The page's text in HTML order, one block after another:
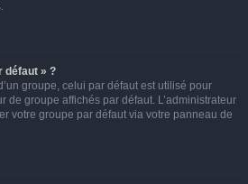
défaut » ?
groupe, celui par défaut est utilisé pour
de groupe affichés par défaut. L’administrateur
votre groupe par défaut via votre panneau de